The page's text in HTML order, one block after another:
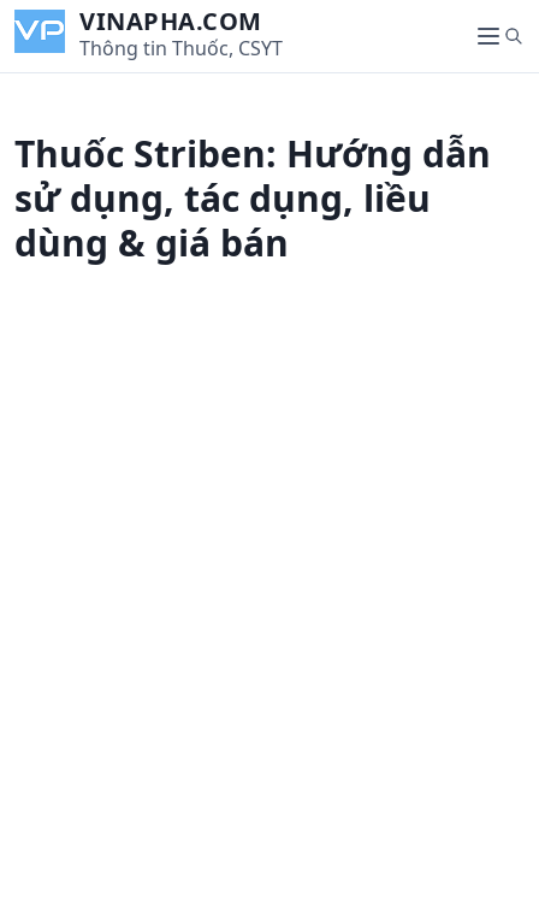
i
VINAPHA.COM
Thông tin Thuốc, CSYT
M
e
S
e
Thuốc Striben: Hướng dẫn
sử dụng, tác dụng, liều
dùng & giá bán